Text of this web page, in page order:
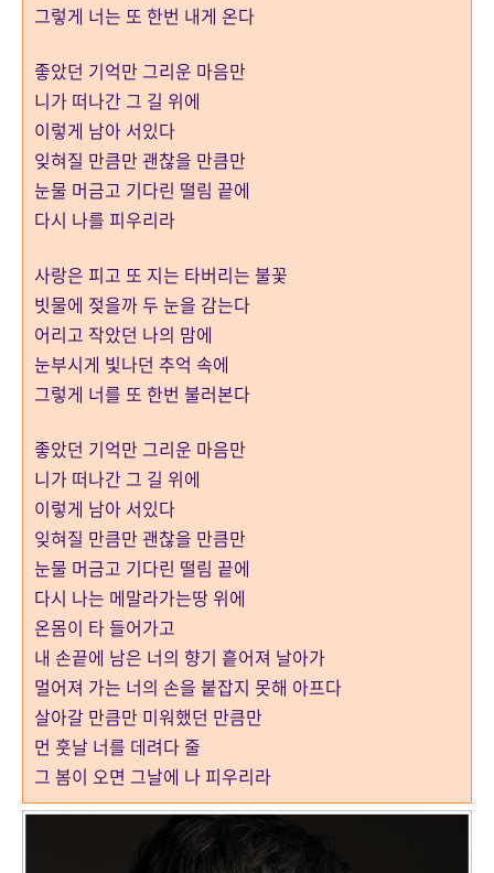
그렇게 너는 또 한번 내게 온다
좋았던 기억만 그리운 마음만
니가 떠나간 그 길 위에
이렇게 남아 서있다
잊혀질 만큼만 괜찮을 만큼만
눈물 머금고 기다린 떨림 끝에
다시 나를 피우리라
사랑은 피고 또 지는 타버리는 불꽃
빗물에 젖을까 두 눈을 감는다
어리고 작았던 나의 맘에
눈부시게 빛나던 추억 속에
그렇게 너를 또 한번 불러본다
좋았던 기억만 그리운 마음만
니가 떠나간 그 길 위에
이렇게 남아 서있다
잊혀질 만큼만 괜찮을 만큼만
눈물 머금고 기다린 떨림 끝에
다시 나는 메말라가는땅 위에
온몸이 타 들어가고
내 손끝에 남은 너의 향기 흩어져 날아가
멀어져 가는 너의 손을 붙잡지 못해 아프다
살아갈 만큼만 미워했던 만큼만
먼 훗날 너를 데려다 줄
그 봄이 오면 그날에 나 피우리라